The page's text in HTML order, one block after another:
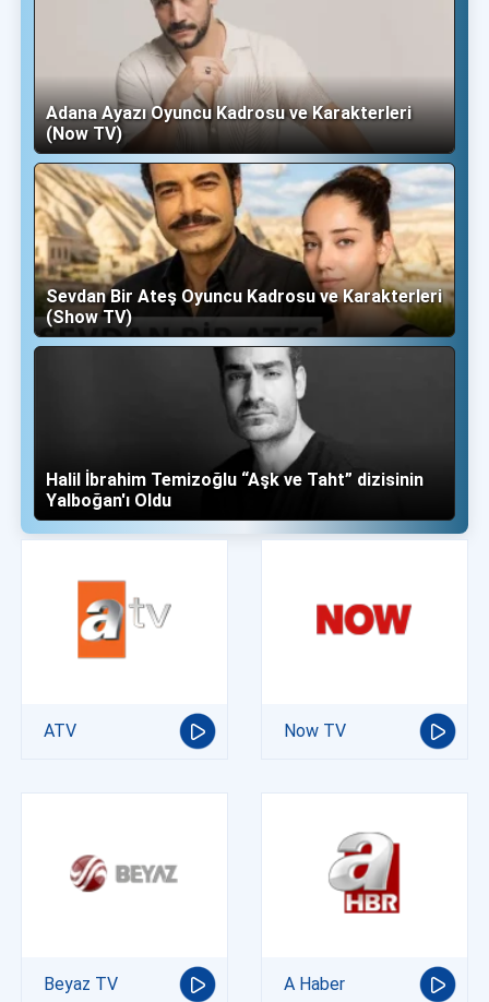
Adana Ayazı Oyuncu Kadrosu ve Karakterleri
(Now TV)
Sevdan Bir Ateş Oyuncu Kadrosu ve Karakterleri
(Show TV)
Halil İbrahim Temizoğlu “Aşk ve Taht” dizisinin
Yalboğan'ı Oldu
ATV Now TV
Beyaz TV A Haber